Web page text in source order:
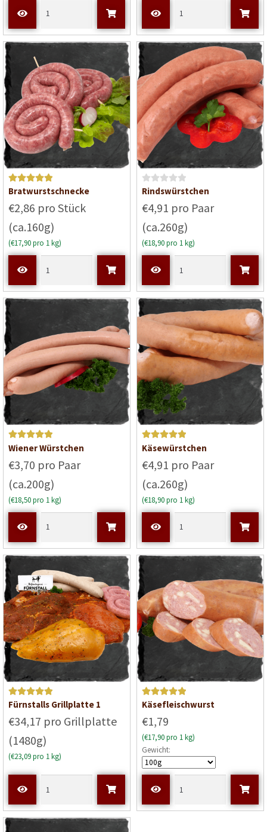
m
i
t
v
o
n
5
Bewertet mit
Bratwurstschnecke
€2,86 pro Stück
(ca.160g)
(€17,90 pro 1 kg)
B
w
e
r
t
m
i
t
o
n
5
Rindswürstchen
€4,91 pro Paar
(ca.260g)
(€18,90 pro 1 kg)
Bewertet mit
Wiener Würstchen
€3,70 pro Paar
(ca.200g)
(€18,50 pro 1 kg)
Bewertet mit
Käsewürstchen
€4,91 pro Paar
(ca.260g)
(€18,90 pro 1 kg)
Bewertet mit
Fürnstalls Grillplatte 1
€34,17 pro Grillplatte
(1480g)
(€23,09 pro 1 kg)
Bewertet mit
Käsefleischwurst
€1,79
(€17,90 pro 1 kg)
Gewicht: